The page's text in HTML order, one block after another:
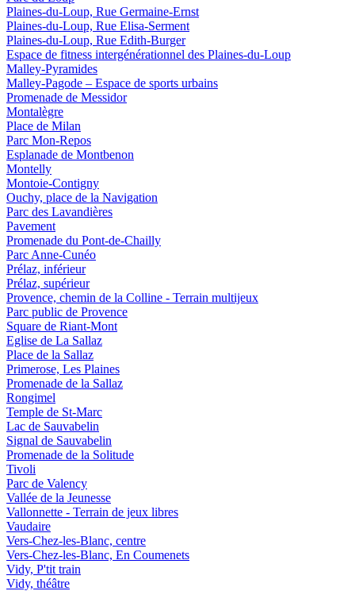
Plaines-du-Loup, Rue Germaine-Ernst
Plaines-du-Loup, Rue Elisa-Serment
Plaines-du-Loup, Rue Edith-Burger
Espace de fitness intergénérationnel des Plaines-du-Loup
Malley-Pyramides
Malley-Pagode – Espace de sports urbains
Promenade de Messidor
Montalègre
Place de Milan
Parc Mon-Repos
Esplanade de Montbenon
Montelly
Montoie-Contigny
Ouchy, place de la Navigation
Parc des Lavandières
Pavement
Promenade du Pont-de-Chailly
Parc Anne-Cunéo
Prélaz, inférieur
Prélaz, supérieur
Provence, chemin de la Colline - Terrain multijeux
Parc public de Provence
Square de Riant-Mont
Eglise de La Sallaz
Place de la Sallaz
Primerose, Les Plaines
Promenade de la Sallaz
Rongimel
Temple de St-Marc
Lac de Sauvabelin
Signal de Sauvabelin
Promenade de la Solitude
Tivoli
Parc de Valency
Vallée de la Jeunesse
Vallonnette - Terrain de jeux libres
Vaudaire
Vers-Chez-les-Blanc, centre
Vers-Chez-les-Blanc, En Coumenets
Vidy, P'tit train
Vidy, théâtre